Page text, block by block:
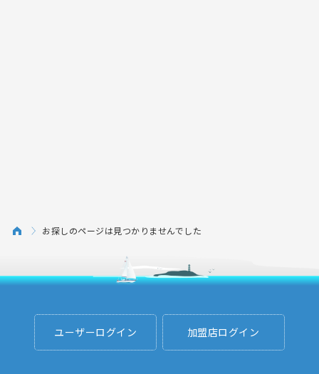
お探しのページは見つかりませんでした
ユーザーログイン 加盟店ログイン